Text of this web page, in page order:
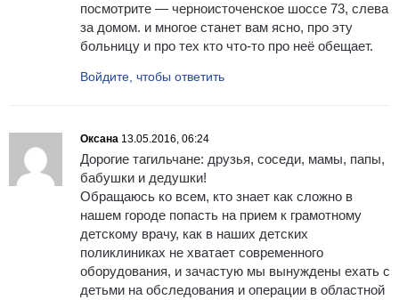
посмотрите — черноисточенское шоссе 73, слева
за домом. и многое станет вам ясно, про эту
больницу и про тех кто что-то про неё обещает.
Войдите, чтобы ответить
Оксана 13.05.2016, 06:24
Дорогие тагильчане: друзья, соседи, мамы, папы,
бабушки и дедушки!
Обращаюсь ко всем, кто знает как сложно в
нашем городе попасть на прием к грамотному
детскому врачу, как в наших детских
поликлиниках не хватает современного
оборудования, и зачастую мы вынуждены ехать с
детьми на обследования и операции в областной